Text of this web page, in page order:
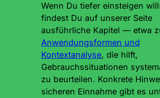
Wenn Du tiefer einsteigen
findest Du auf unserer Seite
ausführliche Kapitel — etwa
Anwendungsformen und
Kontextanalyse, die hilft,
Gebrauchssituationen
zu beurteilen. Konkrete
sicheren Einnahme gibt es